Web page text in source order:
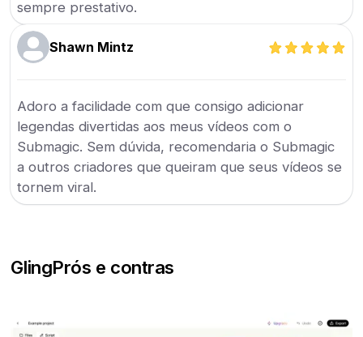
sempre prestativo.
Shawn Mintz
Adoro a facilidade com que consigo adicionar
legendas divertidas aos meus vídeos com o
Submagic. Sem dúvida, recomendaria o Submagic
a outros criadores que queiram que seus vídeos se
tornem viral.
GlingPrós e contras